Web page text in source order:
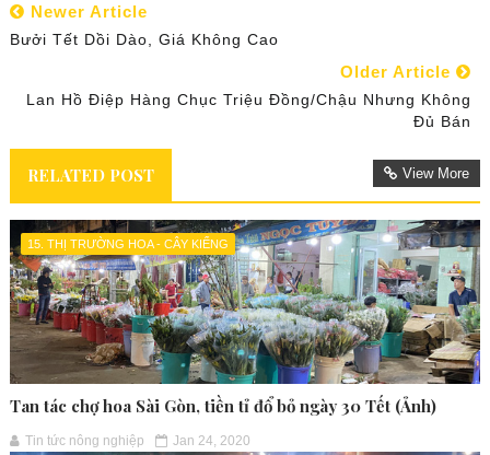
Newer Article
Bưởi Tết Dồi Dào, Giá Không Cao
Older Article
Lan Hồ Điệp Hàng Chục Triệu Đồng/chậu Nhưng Không
Đủ Bán
RELATED POST View More
15. THỊ TRƯỜNG HOA - CÂY KIỂNG
Tan tác chợ hoa Sài Gòn, tiền tỉ đổ bỏ ngày 30 Tết (Ảnh)
Tin tức nông nghiệp Jan 24, 2020